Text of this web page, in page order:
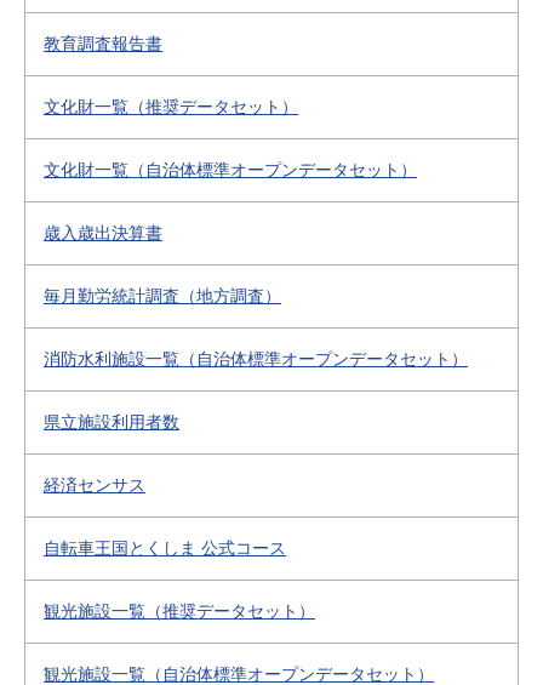
教育調査報告書
文化財一覧（推奨データセット）
文化財一覧（自治体標準オープンデータセット）
歳入歳出決算書
毎月勤労統計調査（地方調査）
消防水利施設一覧（自治体標準オープンデータセット）
県立施設利用者数
経済センサス
自転車王国とくしま 公式コース
観光施設一覧（推奨データセット）
観光施設一覧（自治体標準オープンデータセット）